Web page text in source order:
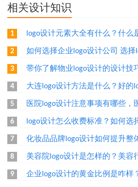
相关设计知识
1 logo设计元素大全有什么？什么
2 如何选择企业logo设计公司 选择
3 带你了解物业logo设计的设计技
4 大连logo设计方法是什么？好的
5 医院logo设计注意事项有哪些，医
6 logo设计怎么收费标准？如何选
7 化妆品品牌logo设计如何提升整体价值
8 美容院logo设计是怎样的？美容
9 企业logo设计的黄金比例是咋样